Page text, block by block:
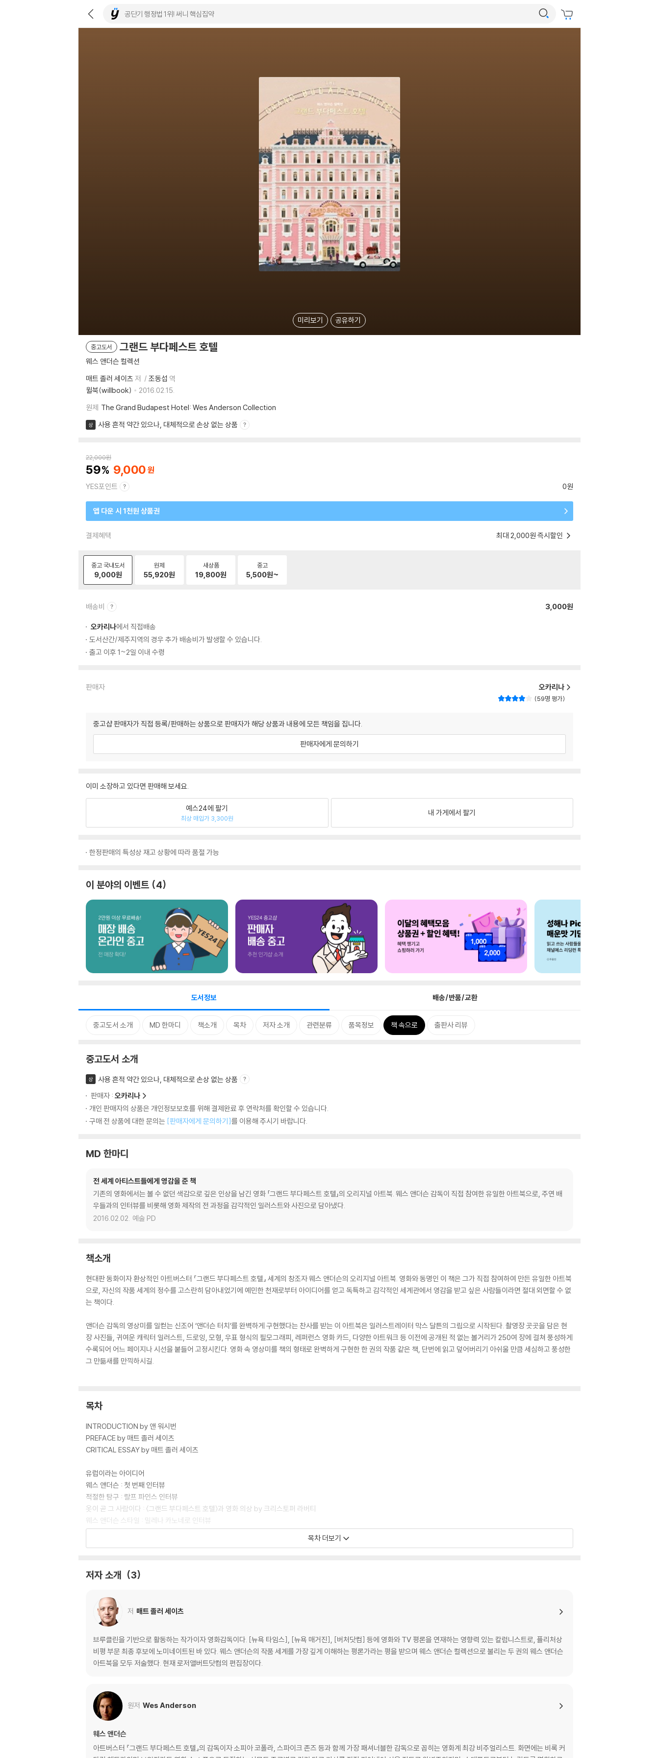
미리보기 공유하기
중고도서 그랜드 부다페스트 호텔
웨스 앤더슨 컬렉션
매트 졸러 세이츠 저 조동섭 역
윌북(willbook)
2016.02.15.
원제 The Grand Budapest Hotel: Wes Anderson Collection
상 사용 흔적 약간 있으나, 대체적으로 손상 없는 상품
22,000원
59 9,000
YES포인트 0원
앱 다운 시 1천원 상품권
결제혜택 최대 2,000원 즉시할인
중고 국내도서
9,000원
원제
55,920원
새상품
19,800원
중고
5,500원~
배송비 3,000원
오카리나에서 직접배송
도서산간/제주지역의 경우 추가 배송비가 발생할 수 있습니다.
출고 이후 1~2일 이내 수령
판매자 오카리나
59명 평가
중고샵 판매자가 직접 등록/판매하는 상품으로 판매자가 해당 상품과 내용에 모든 책임을 집니다.
판매자에게 문의하기
이미 소장하고 있다면 판매해 보세요.
예스24에 팔기
최상 매입가 3,300원
내 가게에서 팔기
한정판매의 특성상 재고 상황에 따라 품절 가능
이 분야의 이벤트 4
도서정보 배송/반품/교환
중고도서 소개 MD 한마디 책소개 목차 저자 소개 관련분류 품목정보 책 속으로 출판사 리뷰
중고도서 소개
상
사용 흔적 약간 있으나, 대체적으로 손상 없는 상품
판매자 : 오카리나
개인 판매자의 상품은 개인정보보호를 위해 결제완료 후 연락처를 확인할 수 있습니다.
구매 전 상품에 대한 문의는 [판매자에게 문의하기]를 이용해 주시기 바랍니다.
MD 한마디
전 세계 아티스트들에게 영감을 준 책
기존의 영화에서는 볼 수 없던 색감으로 깊은 인상을 남긴 영화 「그랜드 부다페스트 호텔」의 오리지널 아트북. 웨스 앤더슨 감독이 직접 참여한 유일한 아트북으로, 주연 배
우들과의 인터뷰를 비롯해 영화 제작의 전 과정을 감각적인 일러스트와 사진으로 담아냈다.
2016.02.02. 예술 PD
책소개
현대판 동화이자 환상적인 아트버스터 『그랜드 부다페스트 호텔』 세계의 창조자 웨스 앤더슨의 오리지널 아트북. 영화와 동명인 이 책은 그가 직접 참여하여 만든 유일한 아트북
으로, 자신의 작품 세계의 정수를 고스란히 담아내었기에 예민한 천재로부터 아이디어를 얻고 독특하고 감각적인 세계관에서 영감을 받고 싶은 사람들이라면 절대 외면할 수 없
는 책이다.
앤더슨 감독의 영상미를 일컫는 신조어 ‘앤더슨 터치’를 완벽하게 구현했다는 찬사를 받는 이 아트북은 일러스트레이터 막스 달튼의 그림으로 시작된다. 촬영장 곳곳을 담은 현
장 사진들, 귀여운 캐릭터 일러스트, 드로잉, 모형, 우표 형식의 필모그래피, 레퍼런스 영화 카드, 다양한 아트워크 등 이전에 공개된 적 없는 볼거리가 250여 장에 걸쳐 풍성하게
수록되어 어느 페이지나 시선을 붙들어 고정시킨다. 영화 속 영상미를 책의 형태로 완벽하게 구현한 한 권의 작품 같은 책, 단번에 읽고 덮어버리기 아쉬울 만큼 세심하고 풍성한
그 만듦새를 만끽하시길.
목차
INTRODUCTION by 앤 워시번
PREFACE by 매트 졸러 세이츠
CRITICAL ESSAY by 매트 졸러 세이츠
유럽이라는 아이디어
웨스 앤더슨 : 첫 번째 인터뷰
적절한 탐구 : 랄프 파인스 인터뷰
옷이 곧 그 사람이다 : 〈그랜드 부다페스트 호텔〉과 영화 의상 by 크리스토퍼 라버티
웨스 앤더슨 스타일 : 밀레나 카노네로 인터뷰
친밀한 소리 : 알렉상드르 데스플라 인터뷰
기차를 계속 달리게 하기 : 아담 슈토크하우젠 인터뷰
알곤퀸 호텔에서
웨스 앤더슨 : 세 번째 인터뷰
어제의 세계들 by 알리 아리칸
슈테판 츠바이크 : 발췌
십자 펜 협회
옮긴이의 말
감사의 말
목차 더보기
저자 소개 3
저 매트 졸러 세이츠
브루클린을 기반으로 활동하는 작가이자 영화감독이다. [뉴욕 타임스], [뉴욕 매거진], [버처닷컴] 등에 영화와 TV 평론을 연재하는 영향력 있는 칼럼니스트로, 퓰리처상
비평 부문 최종 후보에 노미네이트된 바 있다. 웨스 앤더슨의 작품 세계를 가장 깊게 이해하는 평론가라는 평을 받으며 웨스 앤더슨 컬렉션으로 불리는 두 권의 웨스 앤더슨
아트북을 모두 저술했다. 현재 로저앨버트닷컴의 편집장이다.
원저 Wes Anderson
웨스 앤더슨
아트버스터 『그랜드 부다페스트 호텔』의 감독이자 소피아 코폴라, 스파이크 존즈 등과 함께 가장 패셔너블한 감독으로 꼽히는 영화계 최강 비주얼리스트. 화면에는 비록 커